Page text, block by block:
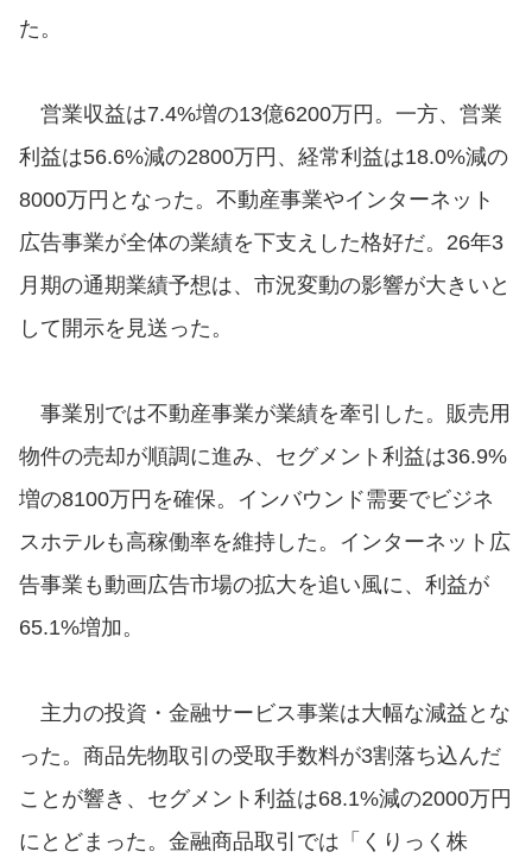
た。
営業収益は7.4%増の13億6200万円。一方、営業
利益は56.6%減の2800万円、経常利益は18.0%減の
8000万円となった。不動産事業やインターネット
広告事業が全体の業績を下支えした格好だ。26年3
月期の通期業績予想は、市況変動の影響が大きいと
して開示を見送った。
事業別では不動産事業が業績を牽引した。販売用
物件の売却が順調に進み、セグメント利益は36.9%
増の8100万円を確保。インバウンド需要でビジネ
スホテルも高稼働率を維持した。インターネット広
告事業も動画広告市場の拡大を追い風に、利益が
65.1%増加。
主力の投資・金融サービス事業は大幅な減益とな
った。商品先物取引の受取手数料が3割落ち込んだ
ことが響き、セグメント利益は68.1%減の2000万円
にとどまった。金融商品取引では「くりっく株